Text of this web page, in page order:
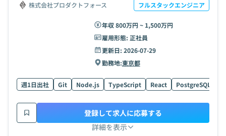
株式会社プロダクトフォース フルスタックエンジニア
年収 800万円 ~ 1,500万円
雇用形態: 正社員
更新日: 2026-07-29
勤務地:東京都
週1日出社 Git Node.js TypeScript React PostgreSQL
詳細を表示
登録して求人に応募する